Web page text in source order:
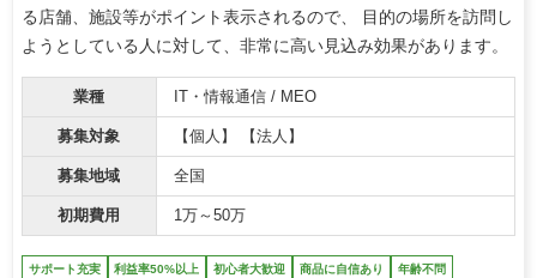
る店舗、施設等がポイント表示されるので、 目的の場所を訪問し
ようとしている人に対して、非常に高い見込み効果があります。
業種 IT・情報通信 / MEO
募集対象 【個人】 【法人】
募集地域 全国
初期費用 1万～50万
サポート充実 利益率50%以上 初心者大歓迎 商品に自信あり 年齢不問